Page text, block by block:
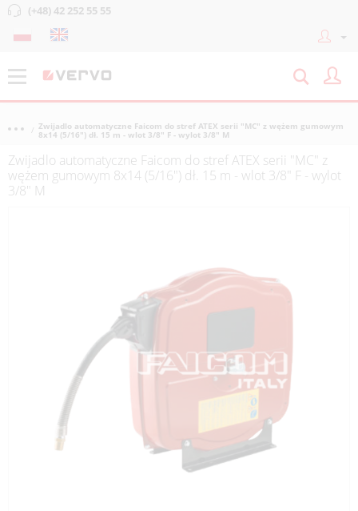
(+48) 42 252 55 55
Zwijadlo automatyczne Faicom do stref ATEX serii "MC" z wężem gumowym
8x14 (5/16") dł. 15 m - wlot 3/8" F - wylot 3/8" M
Zwijadlo automatyczne Faicom do stref ATEX serii "MC" z
wężem gumowym 8x14 (5/16") dł. 15 m - wlot 3/8" F - wylot
3/8" M